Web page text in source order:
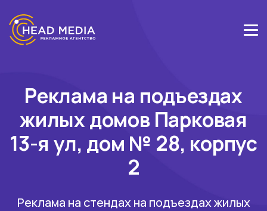
Реклама на подъездах
жилых домов Парковая
13-я ул, дом № 28, корпус
2
Реклама на стендах на подъездах жилых